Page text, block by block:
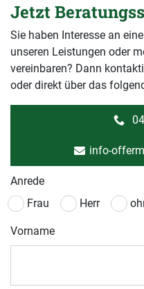
Jetzt
Sie haben Interesse an
unseren Leistungen oder
vereinbaren? Dann
oder direkt über das
info-
Anrede
Frau
Herr
Vorname